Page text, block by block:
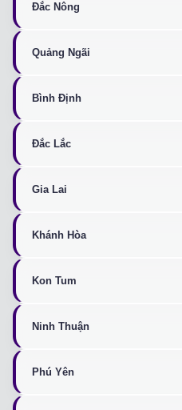
Đắc Nông
Quảng Ngãi
Bình Định
Đắc Lắc
Gia Lai
Khánh Hòa
Kon Tum
Ninh Thuận
Phú Yên